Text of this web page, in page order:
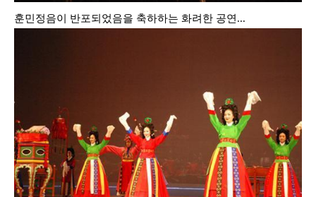
훈민정음이 반포되었음을 축하하는 화려한 공연...